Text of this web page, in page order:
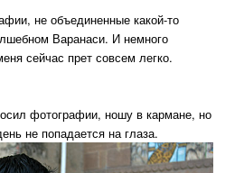
не объединенные какой-то
Варанаси. И немного
сейчас прет совсем легко.
фотографии, ношу в кармане, но
не попадается на глаза.